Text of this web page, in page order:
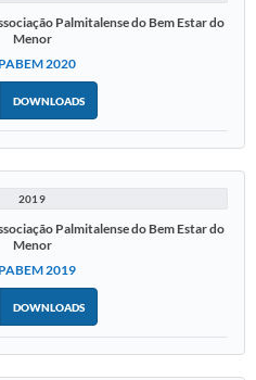
Palmitalense do Bem Estar do
Menor
2020
DOWNLOADS
2019
Palmitalense do Bem Estar do
Menor
2019
DOWNLOADS